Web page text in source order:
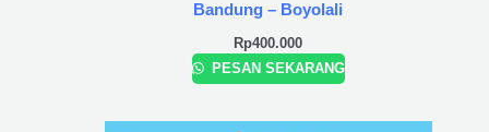
Bandung – Boyolali
Rp400.000
PESAN SEKARANG